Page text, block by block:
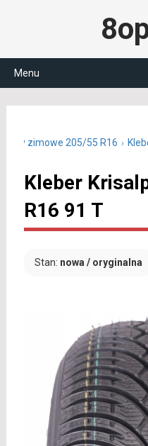
Menu
zimowe 205/55 R16
Kleber
R16 91 T
Stan: nowa / oryginalna